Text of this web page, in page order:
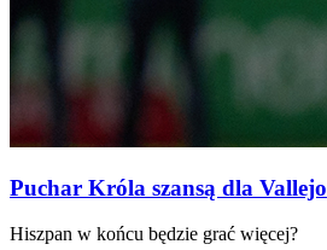
Puchar Króla szansą dla Vallejo
Hiszpan w końcu będzie grać więcej?